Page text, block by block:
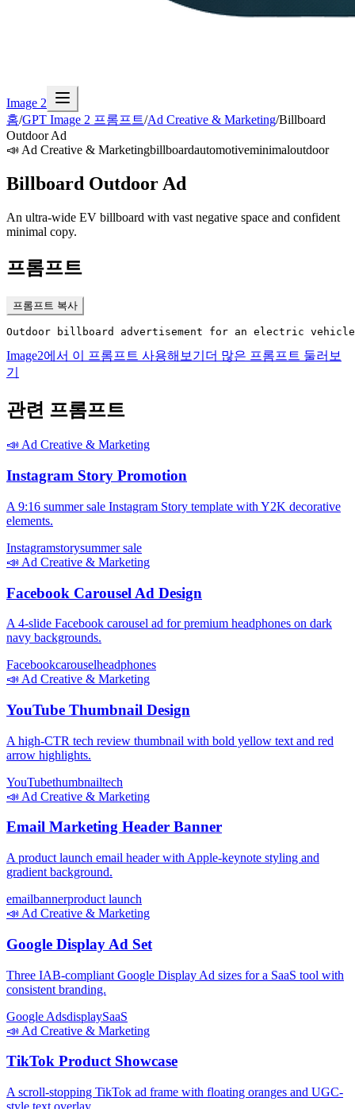
Image 2
홈/GPT Image 2 프롬프트/Ad Creative & Marketing/Billboard
Outdoor Ad
📣 Ad Creative & Marketingbillboardautomotiveminimaloutdoor
Billboard Outdoor Ad
An ultra-wide EV billboard with vast negative space and confident
minimal copy.
프롬프트
프롬프트 복사
Outdoor billboard advertisement for an electric
Image2에서 이 프롬프트 사용해보기 더 많은 프롬프트 둘러보
기
관련 프롬프트
📣 Ad Creative & Marketing
Instagram Story Promotion
A 9:16 summer sale Instagram Story template with Y2K decorative
elements.
Instagramstorysummer sale
📣 Ad Creative & Marketing
Facebook Carousel Ad Design
A 4-slide Facebook carousel ad for premium headphones on dark
navy backgrounds.
Facebookcarouselheadphones
📣 Ad Creative & Marketing
YouTube Thumbnail Design
A high-CTR tech review thumbnail with bold yellow text and red
arrow highlights.
YouTubethumbnailtech
📣 Ad Creative & Marketing
Email Marketing Header Banner
A product launch email header with Apple-keynote styling and
gradient background.
emailbannerproduct launch
📣 Ad Creative & Marketing
Google Display Ad Set
Three IAB-compliant Google Display Ad sizes for a SaaS tool with
consistent branding.
Google AdsdisplaySaaS
📣 Ad Creative & Marketing
TikTok Product Showcase
A scroll-stopping TikTok ad frame with floating oranges and UGC-
style text overlay.